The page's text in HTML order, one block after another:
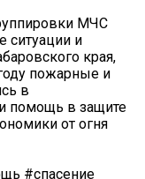
МЧС
ситуации и
края,
пожарные и
в
помощь в защите
от огня
#спасение